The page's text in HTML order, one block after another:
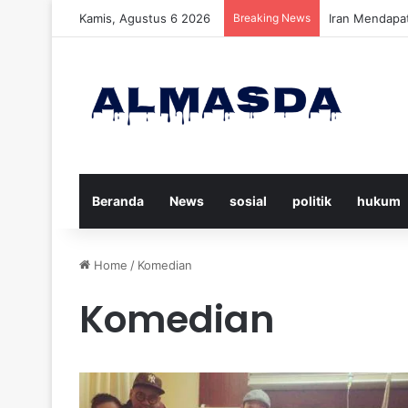
Kamis, Agustus 6 2026 Breaking News Daftar Nama
Beranda News sosial politik hukum
Home / Komedian
Komedian